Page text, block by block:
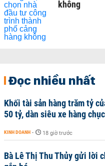
không
Đọc nhiều nhất
Khối tài sản hàng trăm tỷ
50 tỷ, dàn siêu xe hàng
KINH DOANH - 18 giờ trước
Bà Lê Thị Thu Thủy gửi lời